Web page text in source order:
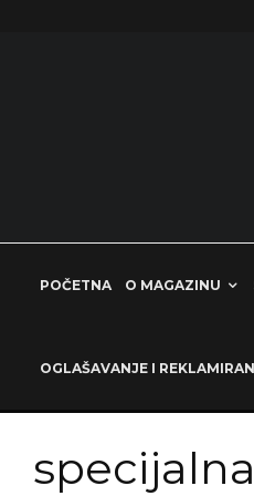
POČETNA O MAGAZINU
OGLAŠAVANJE I